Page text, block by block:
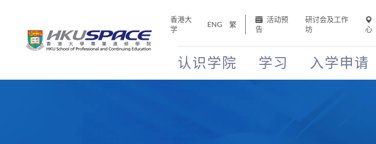
香港大
学
ENG 繁
活动预
告
研讨会及工作
坊
心
认识学院 学习 入学申请